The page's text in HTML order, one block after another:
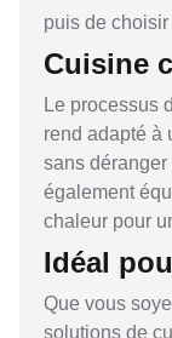
puis de
Cuisine
Le processus
rend adapté à
sans
également
chaleur pour
Idéal
Que vous
solutions de